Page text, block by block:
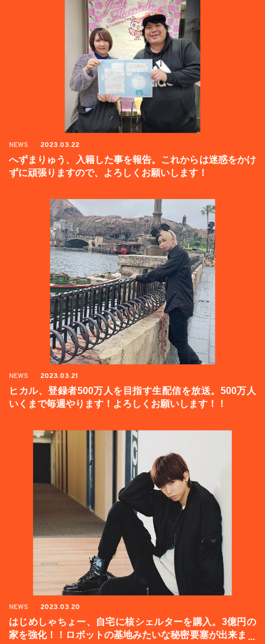
NEWS 2023.03.22
へずまりゅう、入籍した事を報告。これからは迷惑をかけ
ずに頑張りますので、よろしくお願いします！
NEWS 2023.03.21
ヒカル、登録者500万人を目指す生配信を放送。500万人
いくまで毎週やります！よろしくお願いします！！
NEWS 2023.03.20
はじめしゃちょー、自宅に核シェルターを購入。3億円の
家を強化！！ロボットの基地みたいな秘密要塞が出来まし